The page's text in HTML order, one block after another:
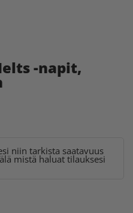
-napit,
niin tarkista saatavuus
mistä haluat tilauksesi